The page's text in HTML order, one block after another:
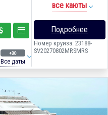
+30
Все даты
все каюты
Подробнее
Номер круиза: 23188-
SV20270802MRSMRS